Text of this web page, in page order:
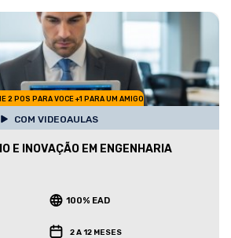
2 POS PARA VOCE +1 PARA UM AMIGO
COM VIDEOAULAS
E INOVAÇÃO EM ENGENHARIA
100% EAD
2 A 12 MESES